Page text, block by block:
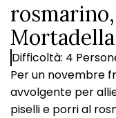
Difficoltà: 4
Per un novembre
avvolgente per
piselli e porri al